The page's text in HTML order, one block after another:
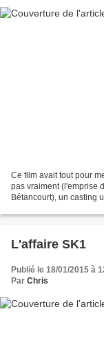
Ce film avait tout pour
pas vraiment (l'emprise
Bétancourt), un casting
L'affaire SK1
Publié le 18/01/2015 à
Par Chris